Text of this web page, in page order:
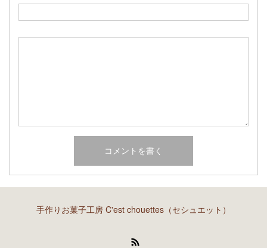
手作りお菓子工房 C'est chouettes（セシュエット）